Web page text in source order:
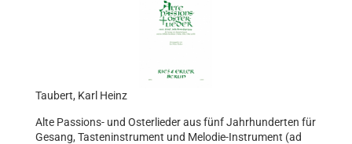
Taubert, Karl Heinz
Alte Passions- und Osterlieder aus fünf Jahrhunderten für
Gesang, Tasteninstrument und Melodie-Instrument (ad